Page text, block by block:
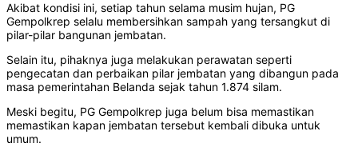
Akibat kondisi ini, setiap tahun selama musim hujan, PG
Gempolkrep selalu membersihkan sampah yang tersangkut di
pilar-pilar bangunan jembatan.
Selain itu, pihaknya juga melakukan perawatan seperti
pengecatan dan perbaikan pilar jembatan yang dibangun pada
masa pemerintahan Belanda sejak tahun 1.874 silam.
Meski begitu, PG Gempolkrep juga belum bisa memastikan
memastikan kapan jembatan tersebut kembali dibuka untuk
umum.